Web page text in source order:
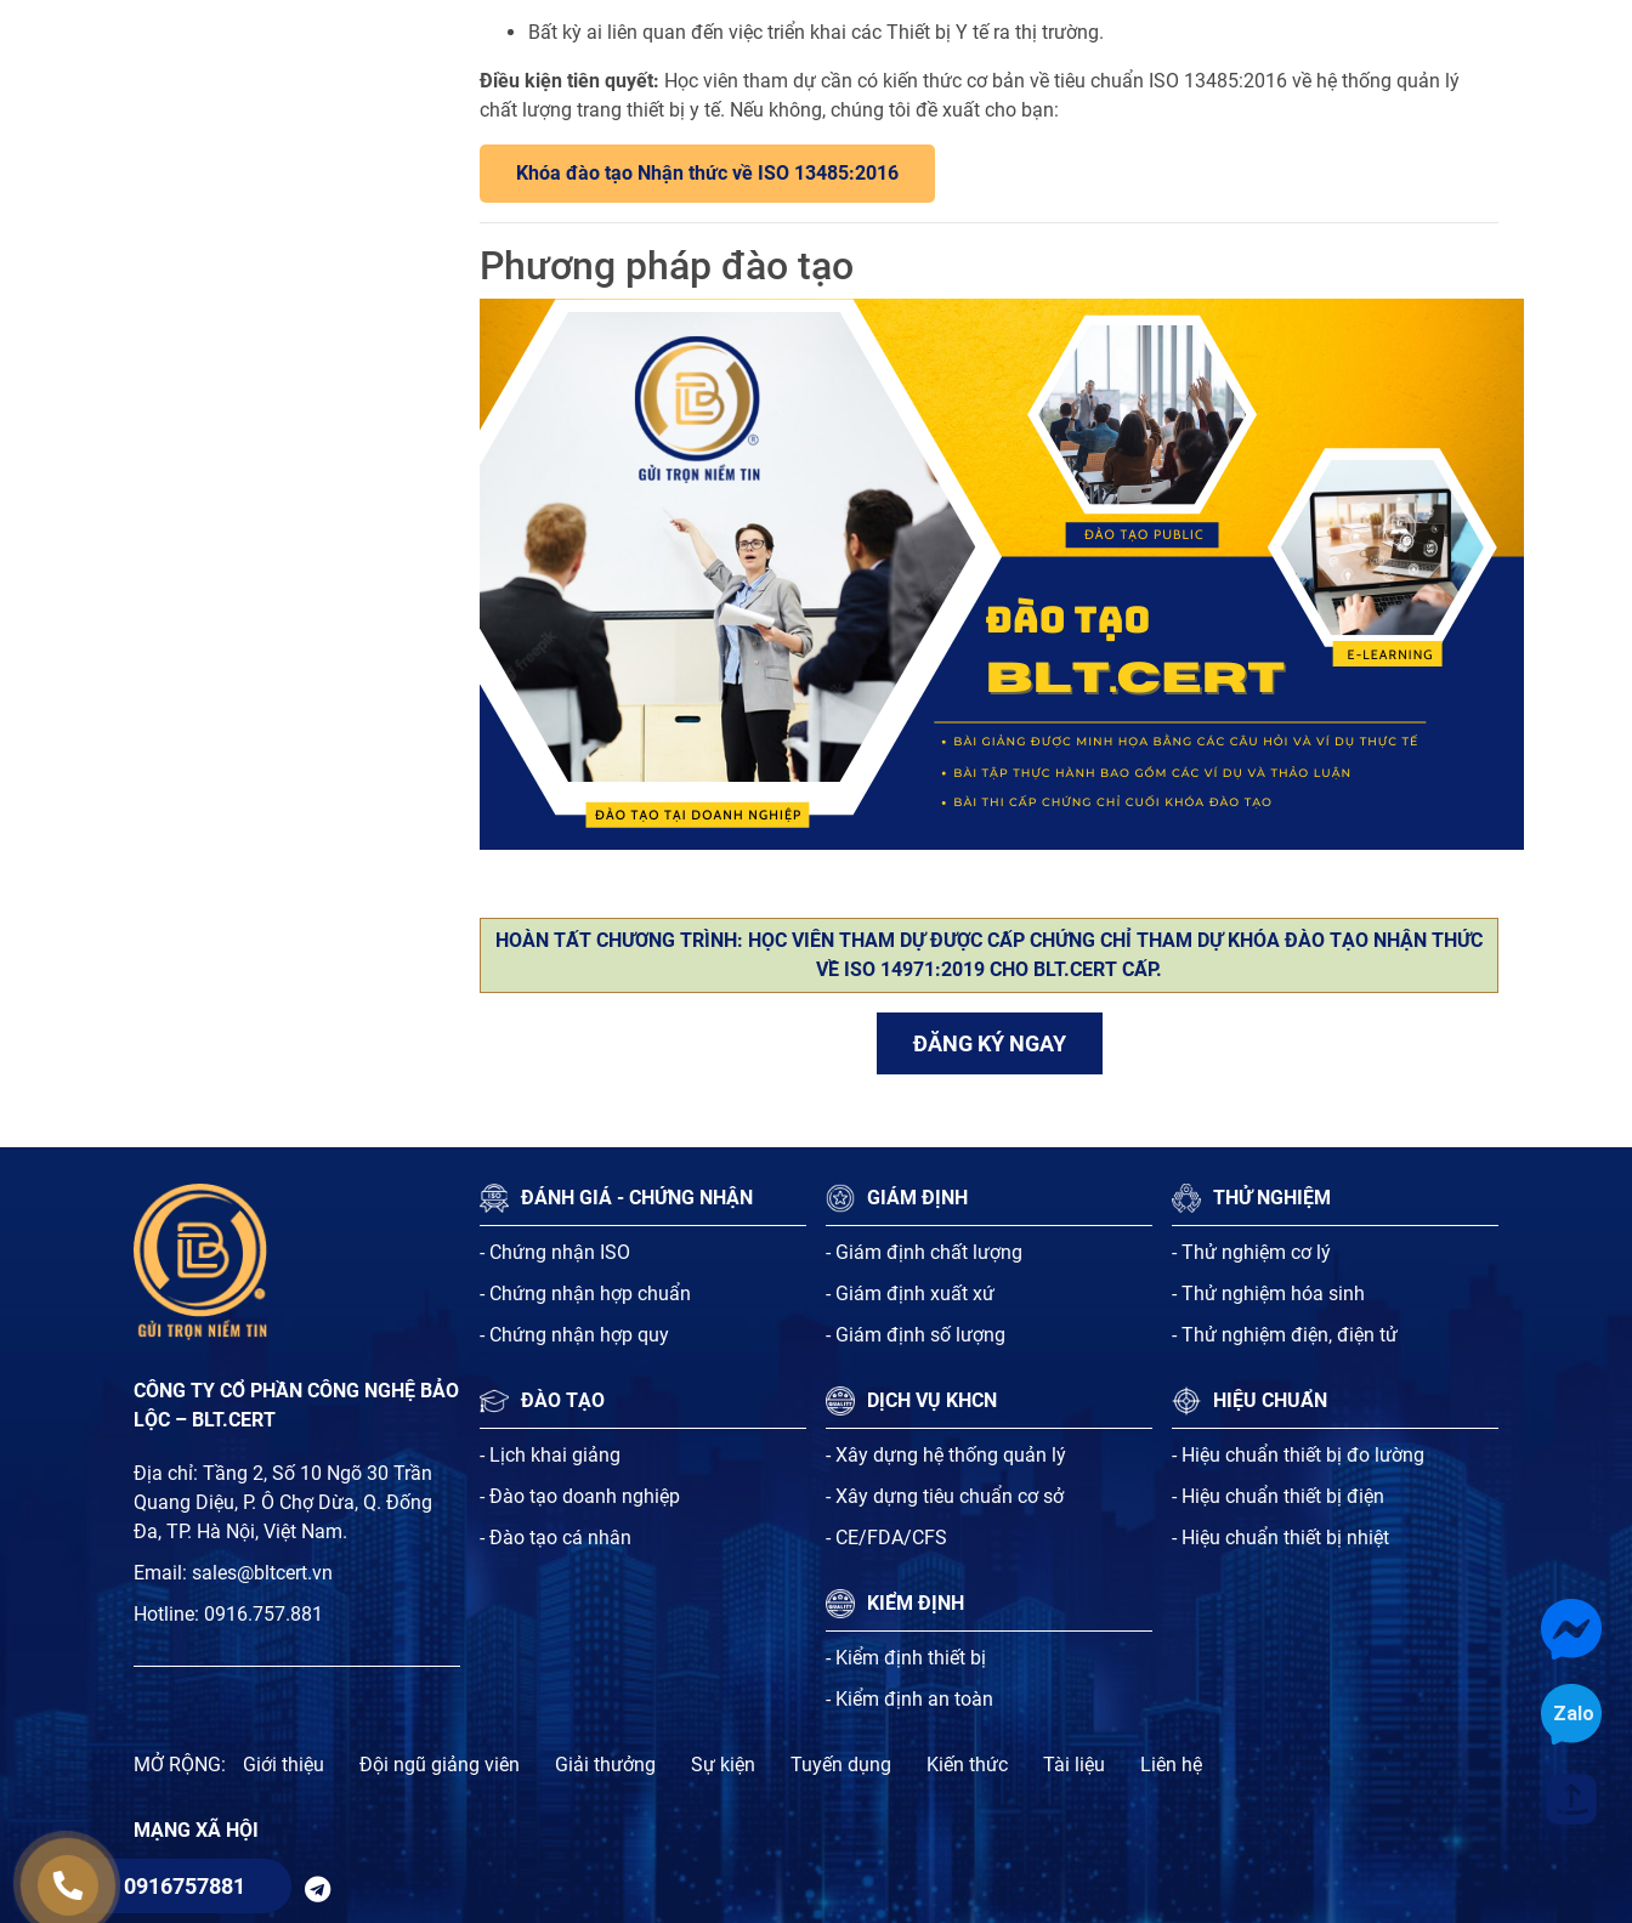
Bất kỳ ai liên quan đến việc triển khai các Thiết bị Y tế ra thị trường.
Điều kiện tiên quyết: Học viên tham dự cần có kiến thức cơ bản về tiêu chuẩn ISO 13485:2016 về hệ thống quản lý
chất lượng trang thiết bị y tế. Nếu không, chúng tôi đề xuất cho bạn:
Khóa đào tạo Nhận thức về ISO 13485:2016
Phương pháp đào tạo
HOÀN TẤT CHƯƠNG TRÌNH: HỌC VIÊN THAM DỰ ĐƯỢC CẤP CHỨNG CHỈ THAM DỰ KHÓA ĐÀO TẠO NHẬN THỨC
VỀ ISO 14971:2019 CHO BLT.CERT CẤP.
ĐĂNG KÝ NGAY
CÔNG TY CỔ PHẦN CÔNG NGHỆ BẢO
LỘC – BLT.CERT
Địa chỉ: Tầng 2, Số 10 Ngõ 30 Trần
Quang Diệu, P. Ô Chợ Dừa, Q. Đống
Đa, TP. Hà Nội, Việt Nam.
Email: sales@bltcert.vn
Hotline: 0916.757.881
ĐÁNH GIÁ - CHỨNG NHẬN
- Chứng nhận ISO
- Chứng nhận hợp chuẩn
- Chứng nhận hợp quy
ĐÀO TẠO
- Lịch khai giảng
- Đào tạo doanh nghiệp
- Đào tạo cá nhân
GIÁM ĐỊNH
- Giám định chất lượng
- Giám định xuất xứ
- Giám định số lượng
DỊCH VỤ KHCN
- Xây dựng hệ thống quản lý
- Xây dựng tiêu chuẩn cơ sở
- CE/FDA/CFS
KIỂM ĐỊNH
- Kiểm định thiết bị
- Kiểm định an toàn
THỬ NGHIỆM
- Thử nghiệm cơ lý
- Thử nghiệm hóa sinh
- Thử nghiệm điện, điện tử
HIỆU CHUẨN
- Hiệu chuẩn thiết bị đo lường
- Hiệu chuẩn thiết bị điện
- Hiệu chuẩn thiết bị nhiệt
MỞ RỘNG: Giới thiệu Đội ngũ giảng viên Giải thưởng Sự kiện Tuyến dụng Kiến thức Tài liệu Liên hệ
MẠNG XÃ HỘI
0916757881